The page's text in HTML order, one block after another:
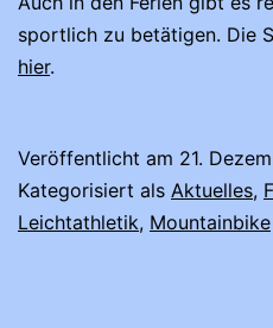
sportlich zu betätigen. Die
hier.
Veröffentlicht am 21.
Kategorisiert als Aktuelles,
Leichtathletik, Mountainbike